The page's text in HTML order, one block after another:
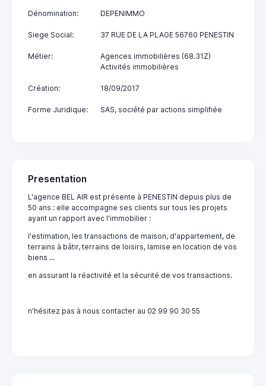
Dénomination: DEPENIMMO
Siege Social: 37 RUE DE LA PLAGE 56760 PENESTIN
Métier:
Agences immobilières (68.31Z)
Activités immobilières
Création: 18/09/2017
Forme Juridique: SAS, société par actions simplifiée
Presentation
L'agence BEL AIR est présente à PENESTIN depuis plus de
50 ans : elle accompagne ses clients sur tous les projets
ayant un rapport avec l'immobilier :
l'estimation, les transactions de maison, d'appartement, de
terrains à bâtir, terrains de loisirs, lamise en location de vos
biens ...
en assurant la réactivité et la sécurité de vos transactions.
n'hésitez pas à nous contacter au 02 99 90 30 55